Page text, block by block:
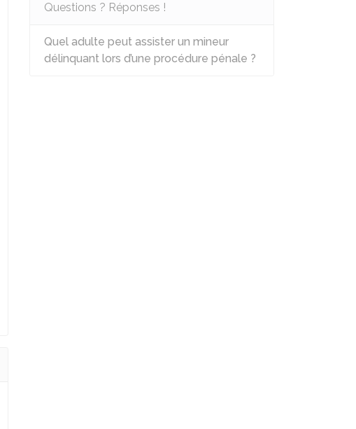
Questions ? Réponses !
Quel adulte peut assister un mineur
délinquant lors d’une procédure pénale ?